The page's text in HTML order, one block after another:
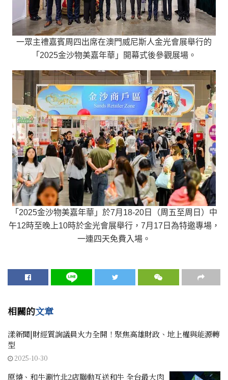
一眾主禮嘉賓周四出席在澳門威尼斯人金光會展舉行的
「2025金沙物美嘉年華」開幕式後參觀展場。
「2025金沙物美嘉年華」於7月18-20日（周五至周日）中
午12時至晚上10時於金光會展舉行，7月17日為特邀專場，
一連四天免費入場。
相關的文章
漾新聞|財經質詢議員火力全開！聚焦高雄財政、地上權與能源轉
型
2025-10-30
原燒、和牛涮竹北2店聯動互送和牛 全台最大肉